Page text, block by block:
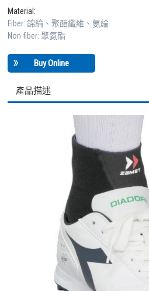
Material:
Fiber: 錦綸、聚酯纖維、氨綸
Non-fiber: 聚氨酯
Buy Online
產品描述